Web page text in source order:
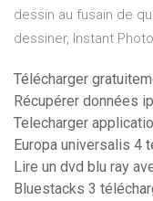
dessin au fusain de
dessiner, Instant
Télécharger
Récupérer données
Telecharger
Europa universalis 4
Lire un dvd blu ray
Bluestacks 3